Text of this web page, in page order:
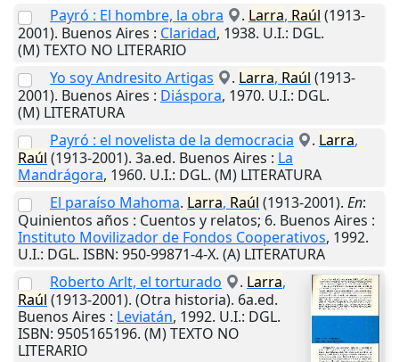
Payró : El hombre, la obra
. Larra, Raúl (1913-
2001). Buenos Aires : Claridad, 1938. U.I.: DGL.
(M) TEXTO NO LITERARIO
Yo soy Andresito Artigas
. Larra, Raúl (1913-
2001). Buenos Aires : Diáspora, 1970. U.I.: DGL.
(M) LITERATURA
Payró : el novelista de la democracia
. Larra,
Raúl (1913-2001). 3a.ed. Buenos Aires : La
Mandrágora, 1960. U.I.: DGL. (M) LITERATURA
El paraíso Mahoma. Larra, Raúl (1913-2001). En:
Quinientos años : Cuentos y relatos; 6. Buenos Aires :
Instituto Movilizador de Fondos Cooperativos, 1992.
U.I.: DGL. ISBN: 950-99871-4-X. (A) LITERATURA
Roberto Arlt, el torturado
. Larra,
Raúl (1913-2001). (Otra historia). 6a.ed.
Buenos Aires : Leviatán, 1992. U.I.: DGL.
ISBN: 9505165196. (M) TEXTO NO
LITERARIO